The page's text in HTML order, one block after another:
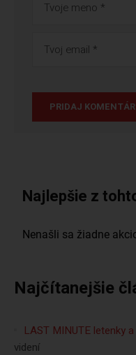
Najlepšie z
Najčítanejšie
LAST MINUTE letenky
videní